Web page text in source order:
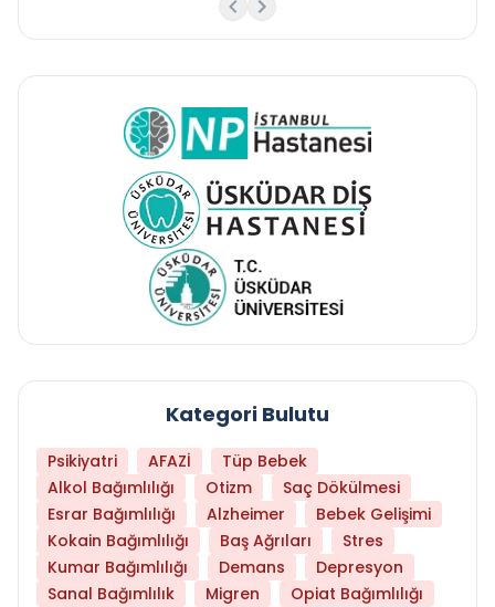
Kategori Bulutu
Psikiyatri AFAZİ
Tüp Bebek
Alkol Bağımlılığı
Otizm
Saç Dökülmesi
Esrar Bağımlılığı
Alzheimer
Bebek Gelişimi
Kokain Bağımlılığı
Baş Ağrıları
Stres
Kumar Bağımlılığı
Demans
Depresyon
Sanal Bağımlılık
Migren
Opiat Bağımlılığı